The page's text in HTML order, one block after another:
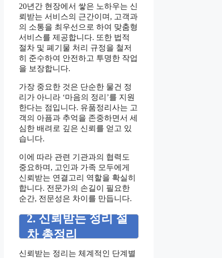
20년간 현장에서 쌓은 노하우는 신
뢰받는 서비스의 근간이며, 고객과
의 소통을 최우선으로 하여 맞춤형
서비스를 제공합니다. 또한 법적
절차 및 폐기물 처리 규정을 철저
히 준수하여 안전하고 투명한 작업
을 보장합니다.
가장 중요한 것은 단순한 물건 정
리가 아니라 ‘마음의 정리’를 지원
한다는 점입니다. 유품정리사는 고
객의 아픔과 추억을 존중하면서 세
심한 배려로 깊은 신뢰를 얻고 있
습니다.
이에 따라 관련 기관과의 협력도
중요하며, 고인과 가족 모두에게
신뢰받는 연결고리 역할을 확실히
합니다. 전문가의 손길이 필요한
순간, 전문성은 차이를 만듭니다.
2. 신뢰받는 정리 절
차 총정리
신뢰받는 정리는 체계적인 단계별